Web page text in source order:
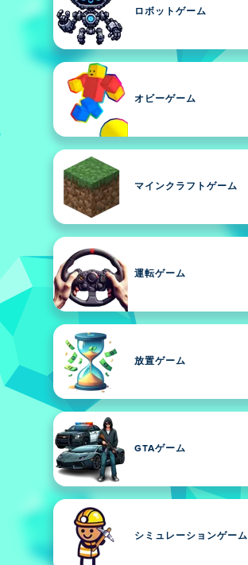
ロボットゲーム
オビーゲーム
マインクラフトゲーム
運転ゲーム
放置ゲーム
GTAゲーム
シミュレーションゲーム